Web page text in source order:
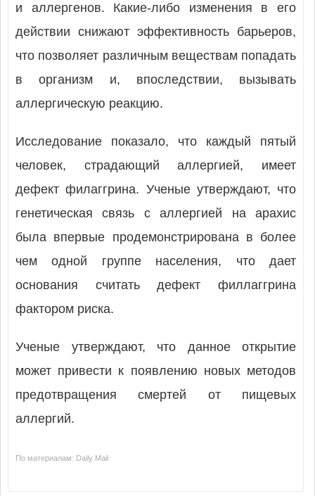
и аллергенов. Какие-либо изменения в его
действии снижают эффективность барьеров,
что позволяет различным веществам попадать
в организм и, впоследствии, вызывать
аллергическую реакцию.
Исследование показало, что каждый пятый
человек, страдающий аллергией, имеет
дефект филаггрина. Ученые утверждают, что
генетическая связь с аллергией на арахис
была впервые продемонстрирована в более
чем одной группе населения, что дает
основания считать дефект филлаггрина
фактором риска.
Ученые утверждают, что данное открытие
может привести к появлению новых методов
предотвращения смертей от пищевых
аллергий.
По материалам: Daily Mail